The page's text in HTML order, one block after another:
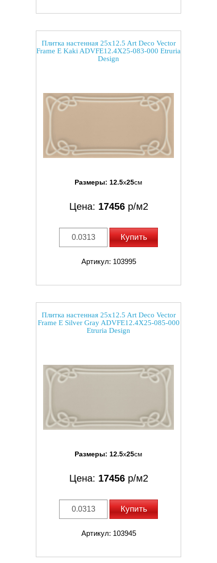
Плитка настенная 25x12.5 Art Deco Vector
Frame E Kaki ADVFE12.4X25-083-000 Etruria
Design
Размеры: 12.5x25см
Цена: 17456р/м2
Купить
Артикул: 103995
Плитка настенная 25x12.5 Art Deco Vector
Frame E Silver Gray ADVFE12.4X25-085-000
Etruria Design
Размеры: 12.5x25см
Цена: 17456р/м2
Купить
Артикул: 103945